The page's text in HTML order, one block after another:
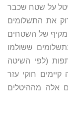
על שטח שכבר
את התשלומים
מקיף של השטחים
ששולמו
(לפי השיטה
חוקי עזר
אלה מההיטלים